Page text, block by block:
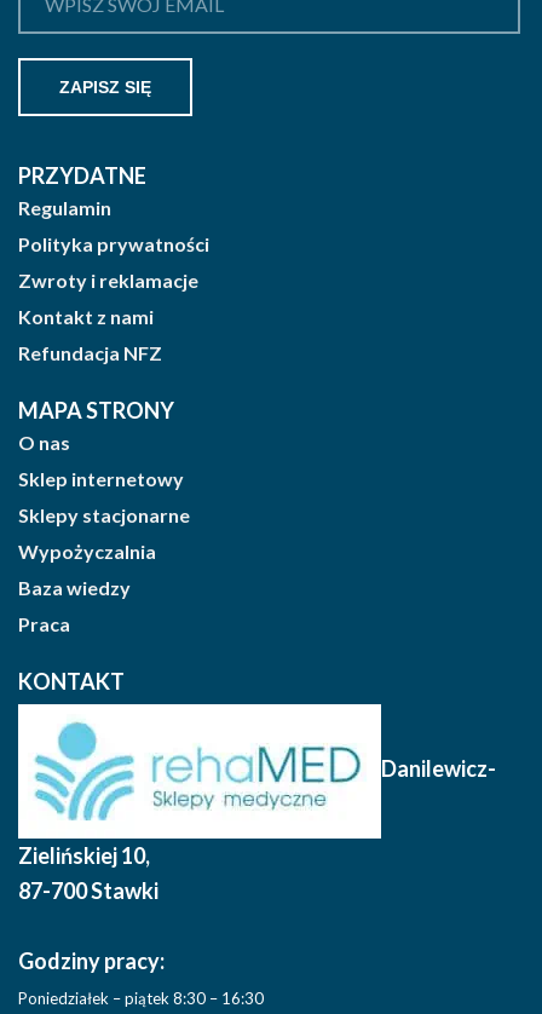
PRZYDATNE
Regulamin
Polityka prywatności
Zwroty i reklamacje
Kontakt z nami
Refundacja NFZ
MAPA STRONY
O nas
Sklep internetowy
Sklepy stacjonarne
Wypożyczalnia
Baza wiedzy
Praca
KONTAKT
Danilewicz-
Zielińskiej 10,
87-700 Stawki
Godziny pracy:
Poniedziałek – piątek 8:30 – 16:30